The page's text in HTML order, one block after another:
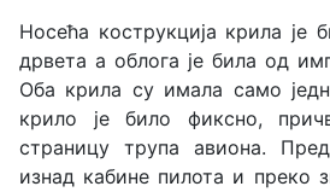
Носећа кострукција крила је
дрвета а облога је била од
Оба крила су имала само
крило је било фиксно,
страницу трупа авиона.
изнад кабине пилота и преко